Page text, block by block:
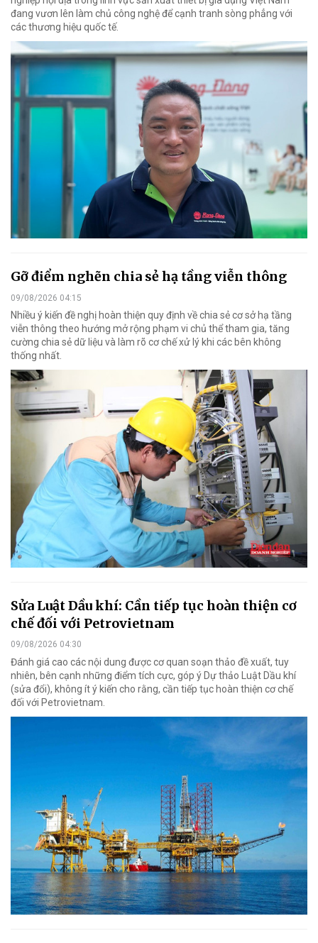
đang vươn lên làm chủ công nghệ để cạnh tranh sòng phẳng với
các thương hiệu quốc tế.
Gỡ điểm nghẽn chia sẻ hạ tầng viễn thông
09/08/2026 04:15
Nhiều ý kiến đề nghị hoàn thiện quy định về chia sẻ cơ sở hạ tầng
viễn thông theo hướng mở rộng phạm vi chủ thể tham gia, tăng
cường chia sẻ dữ liệu và làm rõ cơ chế xử lý khi các bên không
thống nhất.
Sửa Luật Dầu khí: Cần tiếp tục hoàn thiện cơ
chế đối với Petrovietnam
09/08/2026 04:30
Đánh giá cao các nội dung được cơ quan soạn thảo đề xuất, tuy
nhiên, bên cạnh những điểm tích cực, góp ý Dự thảo Luật Dầu khí
(sửa đổi), không ít ý kiến cho rằng, cần tiếp tục hoàn thiện cơ chế
đối với Petrovietnam.